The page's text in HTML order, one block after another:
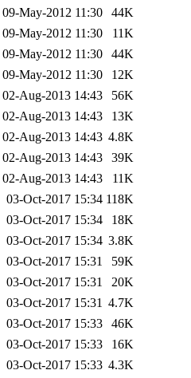
09-May-2012 11:30
44K
09-May-2012 11:30
11K
09-May-2012 11:30
44K
09-May-2012 11:30
12K
02-Aug-2013 14:43
56K
02-Aug-2013 14:43
13K
02-Aug-2013 14:43 4.8K
02-Aug-2013 14:43
39K
02-Aug-2013 14:43
11K
03-Oct-2017 15:34 118K
03-Oct-2017 15:34
18K
03-Oct-2017 15:34 3.8K
03-Oct-2017 15:31
59K
03-Oct-2017 15:31
20K
03-Oct-2017 15:31 4.7K
03-Oct-2017 15:33
46K
03-Oct-2017 15:33
16K
03-Oct-2017 15:33 4.3K